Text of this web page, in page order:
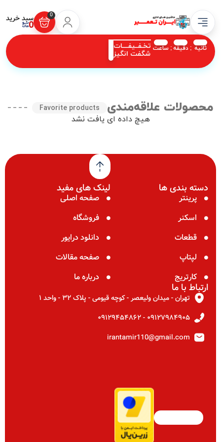
0
0
ساعت دقیقه‌ ثانیه‌
تخـفــیفــــات
شگفت انگیز
محصولات علاقه‌مندی Favorite products
هیچ داده ای یافت نشد
دسته بندی ها
پرینتر
اسکنر
قطعات
لپتاپ
کارتریج
لینک های مفید
صفحه اصلی
فروشگاه
دانلود درایور
صفحه مقالات
درباره ما
ارتباط با ما
تهران - میدان ولیعصر - کوچه قیومی - پلاک ۳۲ - واحد ۱
۰۹۱۲۷۹۸۴۹۰۵ - ۰۹۱۲۹۴۵۴۸۶۲
irantamir110@gmail.com